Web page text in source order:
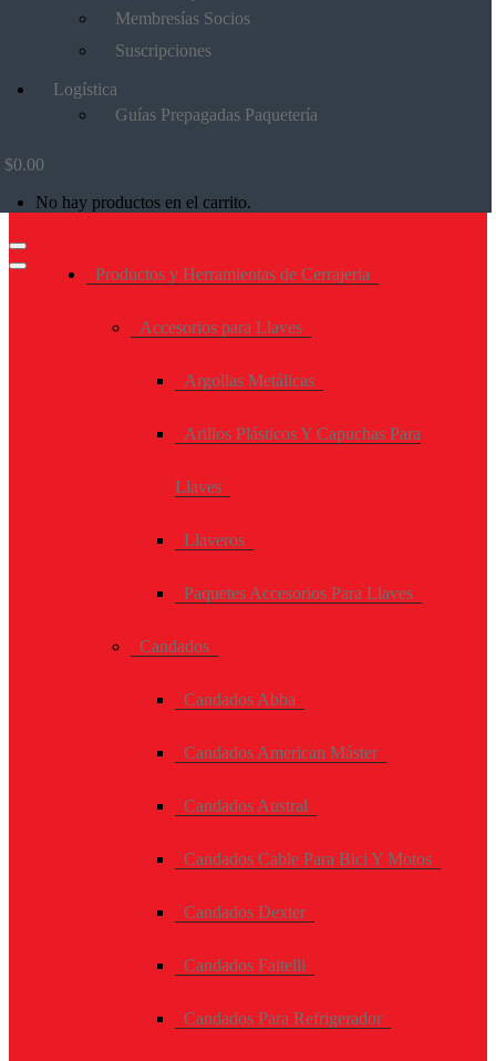
Membresías Socios
Suscripciones
Logística
Guías Prepagadas Paquetería
$0.00
No hay productos en el carrito.
Productos y Herramientas de Cerrajeria
Accesorios para Llaves
Argollas Metálicas
Arillos Plásticos Y Capuchas Para
Llaves
Llaveros
Paquetes Accesorios Para Llaves
Candados
Candados Abba
Candados American Máster
Candados Austral
Candados Cable Para Bici Y Motos
Candados Dexter
Candados Faitelli
Candados Para Refrigerador